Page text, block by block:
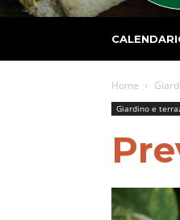
Home
Giardino e